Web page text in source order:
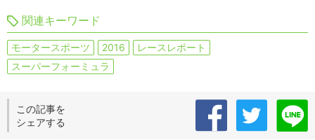
関連キーワード
モータースポーツ 2016
レースレポート
スーパーフォーミュラ
この記事を
シェアする